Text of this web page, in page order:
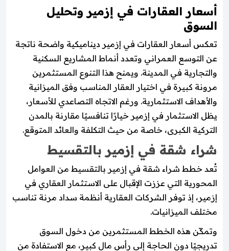
أسعار العقارات في إزمير وتحليل
السوق
تعكس أسعار العقارات في إزمير ديناميكية واضحة ناتجة
عن التوسع العمراني وتعدد أنماط المشاريع السكنية
والتجارية في المدينة. ويمنح هذا التنوع المستثمرين
مرونة كبيرة في اختيار العقار المناسب وفق الميزانية
والأهداف الاستثمارية. ورغم الاتجاه التصاعدي للأسعار،
يظل الاستثمار في إزمير خيارًا تنافسيًا مقارنة بالمدن
التركية الكبرى، خاصة من حيث التكلفة والعائد المتوقع.
شراء شقة في إزمير بالتقسيط
تُعد خطط شراء شقة في إزمير بالتقسيط من العوامل
المحورية التي عززت الإقبال على الاستثمار العقاري في
إزمير، إذ توفر الشركات العقارية أنظمة سداد مرنة تناسب
مختلف الميزانيات.
وتمكّن هذه الخطط المستثمرين من دخول السوق
تدريجيًا دون الحاجة إلى رأس مال كبير، مع الاستفادة من